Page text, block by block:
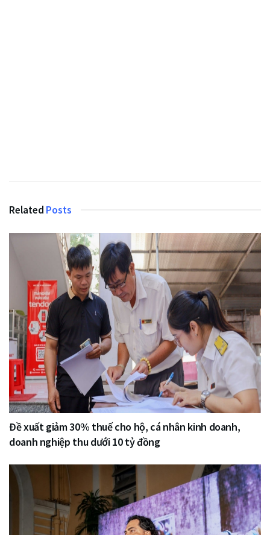
Related Posts
Đề xuất giảm 30% thuế cho hộ, cá nhân kinh doanh,
doanh nghiệp thu dưới 10 tỷ đồng